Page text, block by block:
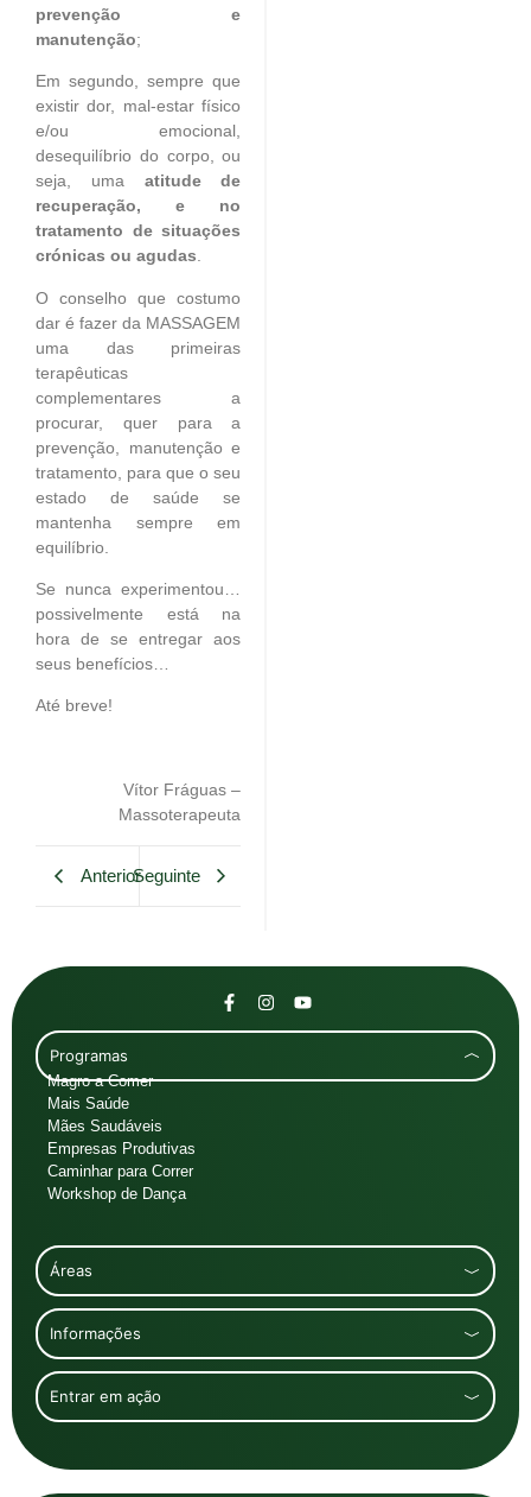
prevenção e
manutenção;
Em segundo, sempre que
existir dor, mal-estar físico
e/ou emocional,
desequilíbrio do corpo, ou
seja, uma atitude de
recuperação, e no
tratamento de situações
crónicas ou agudas.
O conselho que costumo
dar é fazer da MASSAGEM
uma das primeiras
terapêuticas
complementares a
procurar, quer para a
prevenção, manutenção e
tratamento, para que o seu
estado de saúde se
mantenha sempre em
equilíbrio.
Se nunca experimentou…
possivelmente está na
hora de se entregar aos
seus benefícios…
Até breve!
Vítor Fráguas –
Massoterapeuta
AnteriorSeguinte
Programas
Magro a Comer
Mais Saúde
Mães Saudáveis
Empresas Produtivas
Caminhar para Correr
Workshop de Dança
Áreas
Informações
Entrar em ação